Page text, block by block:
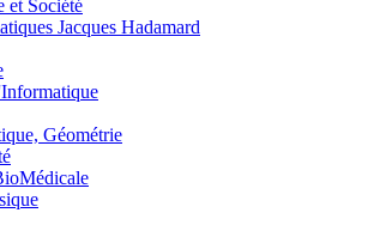
et Société
Jacques Hadamard
Géométrie